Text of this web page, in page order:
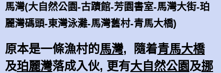
馬灣(大自然公園-古蹟館-芳園書室-馬灣大街-珀
麗灣碼頭-東灣泳灘-馬灣舊村-青馬大橋)
原本是一條漁村的馬灣, 隨着青馬大橋
及珀麗灣落成入伙, 更有大自然公園及挪